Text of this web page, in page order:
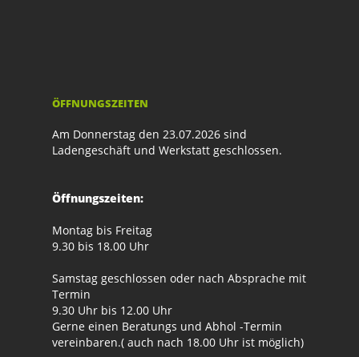
ÖFFNUNGSZEITEN
Am Donnerstag den 23.07.2026 sind
Ladengeschäft und Werkstatt geschlossen.
Öffnungszeiten:
Montag bis Freitag
9.30 bis 18.00 Uhr
Samstag geschlossen oder nach Absprache mit
Termin
9.30 Uhr bis 12.00 Uhr
Gerne einen Beratungs und Abhol -Termin
vereinbaren.( auch nach 18.00 Uhr ist möglich)